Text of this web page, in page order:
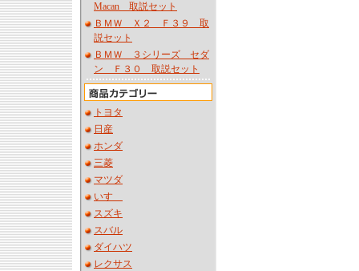
Macan 取説セット
ＢＭＷ Ｘ２ Ｆ３９ 取
説セット
ＢＭＷ ３シリーズ セダ
ン Ｆ３０ 取説セット
トヨタ
日産
ホンダ
三菱
マツダ
いすゞ
スズキ
スバル
ダイハツ
レクサス